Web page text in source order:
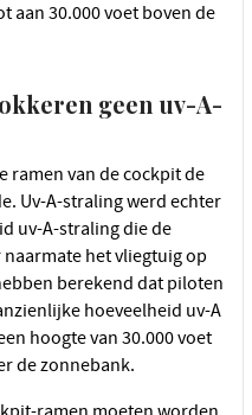
aan 30.000 voet boven de
Uv-A-straling werd echter
uv-A-straling die de
het vliegtuig op
berekend dat piloten
hoeveelheid uv-A
hoogte van 30.000 voet
de zonnebank.